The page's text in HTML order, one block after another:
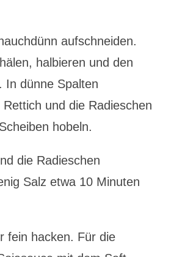
aufschneiden.
halbieren und den
In dünne Spalten
und die Radieschen
hobeln.
die Radieschen
Salz etwa 10 Minuten
fein hacken. Für die